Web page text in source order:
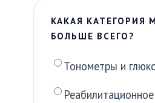
КАКАЯ КАТЕГОРИЯ
БОЛЬШЕ ВСЕГО?
Тонометры и